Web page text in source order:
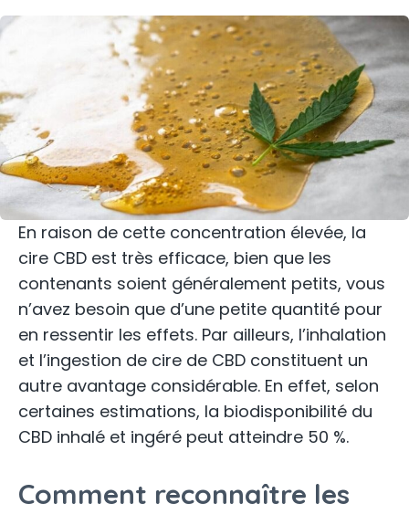
En raison de cette concentration élevée, la
cire CBD est très efficace, bien que les
contenants soient généralement petits, vous
n’avez besoin que d’une petite quantité pour
en ressentir les effets. Par ailleurs, l’inhalation
et l’ingestion de cire de CBD constituent un
autre avantage considérable. En effet, selon
certaines estimations, la biodisponibilité du
CBD inhalé et ingéré peut atteindre 50 %.
Comment reconnaître les